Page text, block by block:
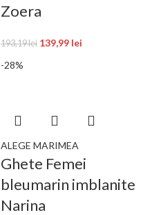
Zoera
193,19lei 139,99 lei
-28%
ALEGE MARIMEA
Ghete Femei
bleumarin imblanite
Narina